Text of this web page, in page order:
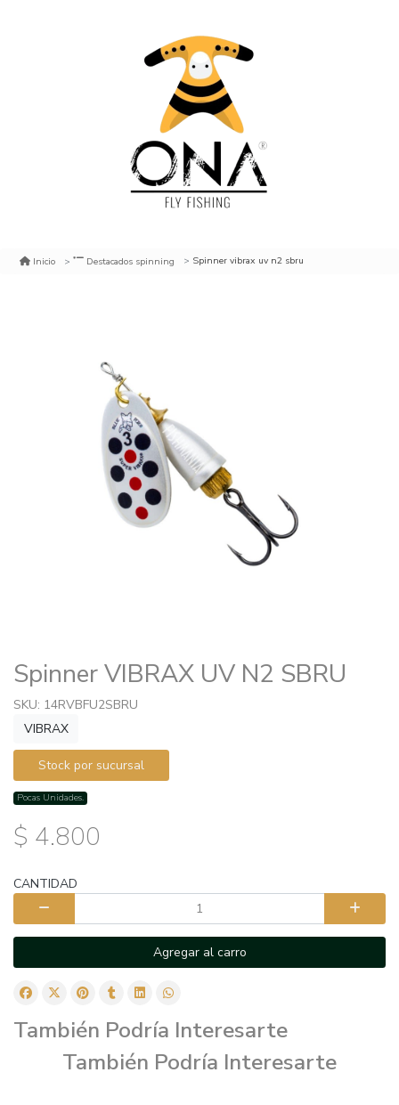
Inicio Destacados spinning Spinner vibrax uv n2 sbru
Spinner VIBRAX UV N2 SBRU
SKU: 14RVBFU2SBRU
VIBRAX
Stock por sucursal
Pocas Unidades.
$ 4.800
CANTIDAD
Agregar al carro
También Podría Interesarte
También Podría Interesarte